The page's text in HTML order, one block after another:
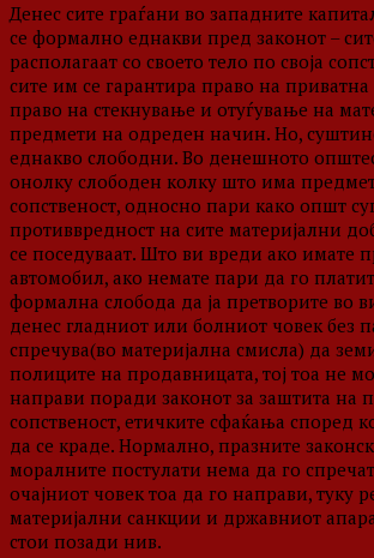
Денес сите граѓани во западните
се формално еднакви пред законот –
располагаат со своето тело по своја
сите им се гарантира право на приватна
право на стекнување и отуѓување на
предмети на одреден начин. Но,
еднакво слободни. Во денешното
онолку слободен колку што има
сопственост, односно пари како општ
противвредност на сите материјални
се поседуваат. Што ви вреди ако имате
автомобил, ако немате пари да го
формална слобода да ја претворите во
денес гладниот или болниот човек без
спречува(во материјална смисла) да
полиците на продавницата, тој тоа не
направи поради законот за заштита на
сопственост, етичките сфаќања според
да се краде. Нормално, празните
моралните постулати нема да го
очајниот човек тоа да го направи, туку
материјални санкции и државниот
стои позади нив.